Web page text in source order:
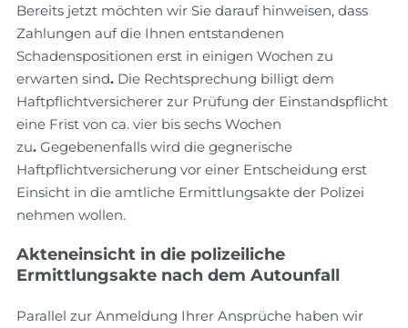
Bereits jetzt möchten wir Sie darauf hinweisen, dass
Zahlungen auf die Ihnen entstandenen
Schadenspositionen erst in einigen Wochen zu
erwarten sind. Die Rechtsprechung billigt dem
Haftpflichtversicherer zur Prüfung der Einstandspflicht
eine Frist von ca. vier bis sechs Wochen
zu. Gegebenenfalls wird die gegnerische
Haftpflichtversicherung vor einer Entscheidung erst
Einsicht in die amtliche Ermittlungsakte der Polizei
nehmen wollen.
Akteneinsicht in die polizeiliche
Ermittlungsakte nach dem Autounfall
Parallel zur Anmeldung Ihrer Ansprüche haben wir